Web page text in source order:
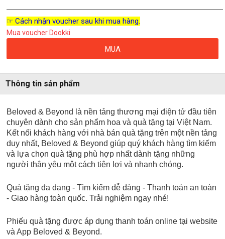
☞ Cách nhận voucher sau khi mua hàng.
Mua voucher Dookki
MUA
Thông tin sản phẩm
Beloved & Beyond là nền tảng thương mại điện tử đầu tiên
chuyên dành cho sản phẩm hoa và quà tặng tại Việt Nam.
Kết nối khách hàng với nhà bán quà tặng trên một nền tảng
duy nhất, Beloved & Beyond giúp quý khách hàng tìm kiếm
và lựa chọn quà tặng phù hợp nhất dành tặng những
người thân yêu một cách tiện lợi và nhanh chóng.
Quà tặng đa dạng - Tìm kiếm dễ dàng - Thanh toán an toàn
- Giao hàng toàn quốc. Trải nghiệm ngay nhé!
Phiếu quà tặng được áp dụng thanh toán online tại website
và App Beloved & Beyond.